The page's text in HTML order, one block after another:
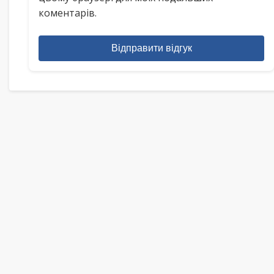
коментарів.
Відправити відгук